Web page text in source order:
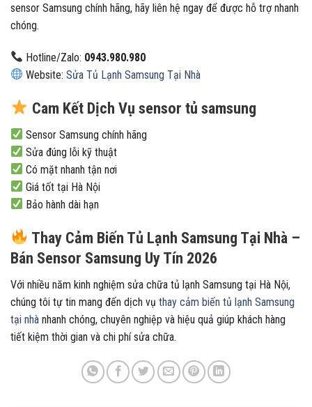
sensor Samsung chính hãng, hãy liên hệ ngay để được hỗ trợ nhanh
chóng.
Hotline/Zalo: 0943.980.980
Website:Sửa Tủ Lạnh Samsung Tại Nhà
Cam Kết Dịch Vụ sensor tủ samsung
Sensor Samsung chính hãng
Sửa đúng lỗi kỹ thuật
Có mặt nhanh tận nơi
Giá tốt tại Hà Nội
Bảo hành dài hạn
Thay Cảm Biến Tủ Lạnh Samsung Tại Nhà –
Bán Sensor Samsung Uy Tín 2026
Với nhiều năm kinh nghiệm sửa chữa tủ lạnh Samsung tại Hà Nội,
chúng tôi tự tin mang đến dịch vụ thay cảm biến tủ lạnh Samsung
tại nhà nhanh chóng, chuyên nghiệp và hiệu quả giúp khách hàng
tiết kiệm thời gian và chi phí sửa chữa.